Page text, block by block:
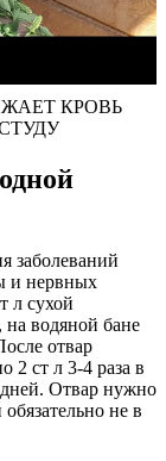
КРОВЬ
заболеваний
и нервных
л сухой
на водяной бане
отвар
2 ст л 3-4 раза в
Отвар нужно
не в